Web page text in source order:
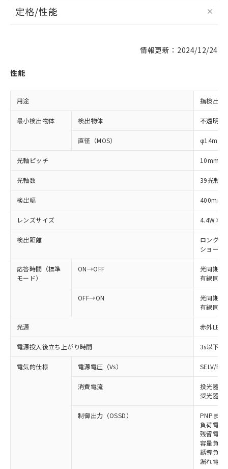
定格/性能
情報更新：2024/12/24
性能
用途 指検出用
最小検出物体 検出物体 不透明体
直径（MOS） φ14mm
光軸ピッチ 10mm
光軸数 39光軸
検出幅 400mm
レンズサイズ
検出距離
ロング
ショート
応答時間（標準
モード）
ON→OFF
光同期:
有線同期
OFF→ON
光同期:
有線同期
光源 赤外LED
電源投入後立ち上がり時間 3s以下
電気的仕様 電源電圧（Vs） SELV/
消費電流
投光器:
受光器:
制御出力（OSSD）
PNPまた
負荷電流
残留電圧
容量負荷
誘導負荷
漏れ電流